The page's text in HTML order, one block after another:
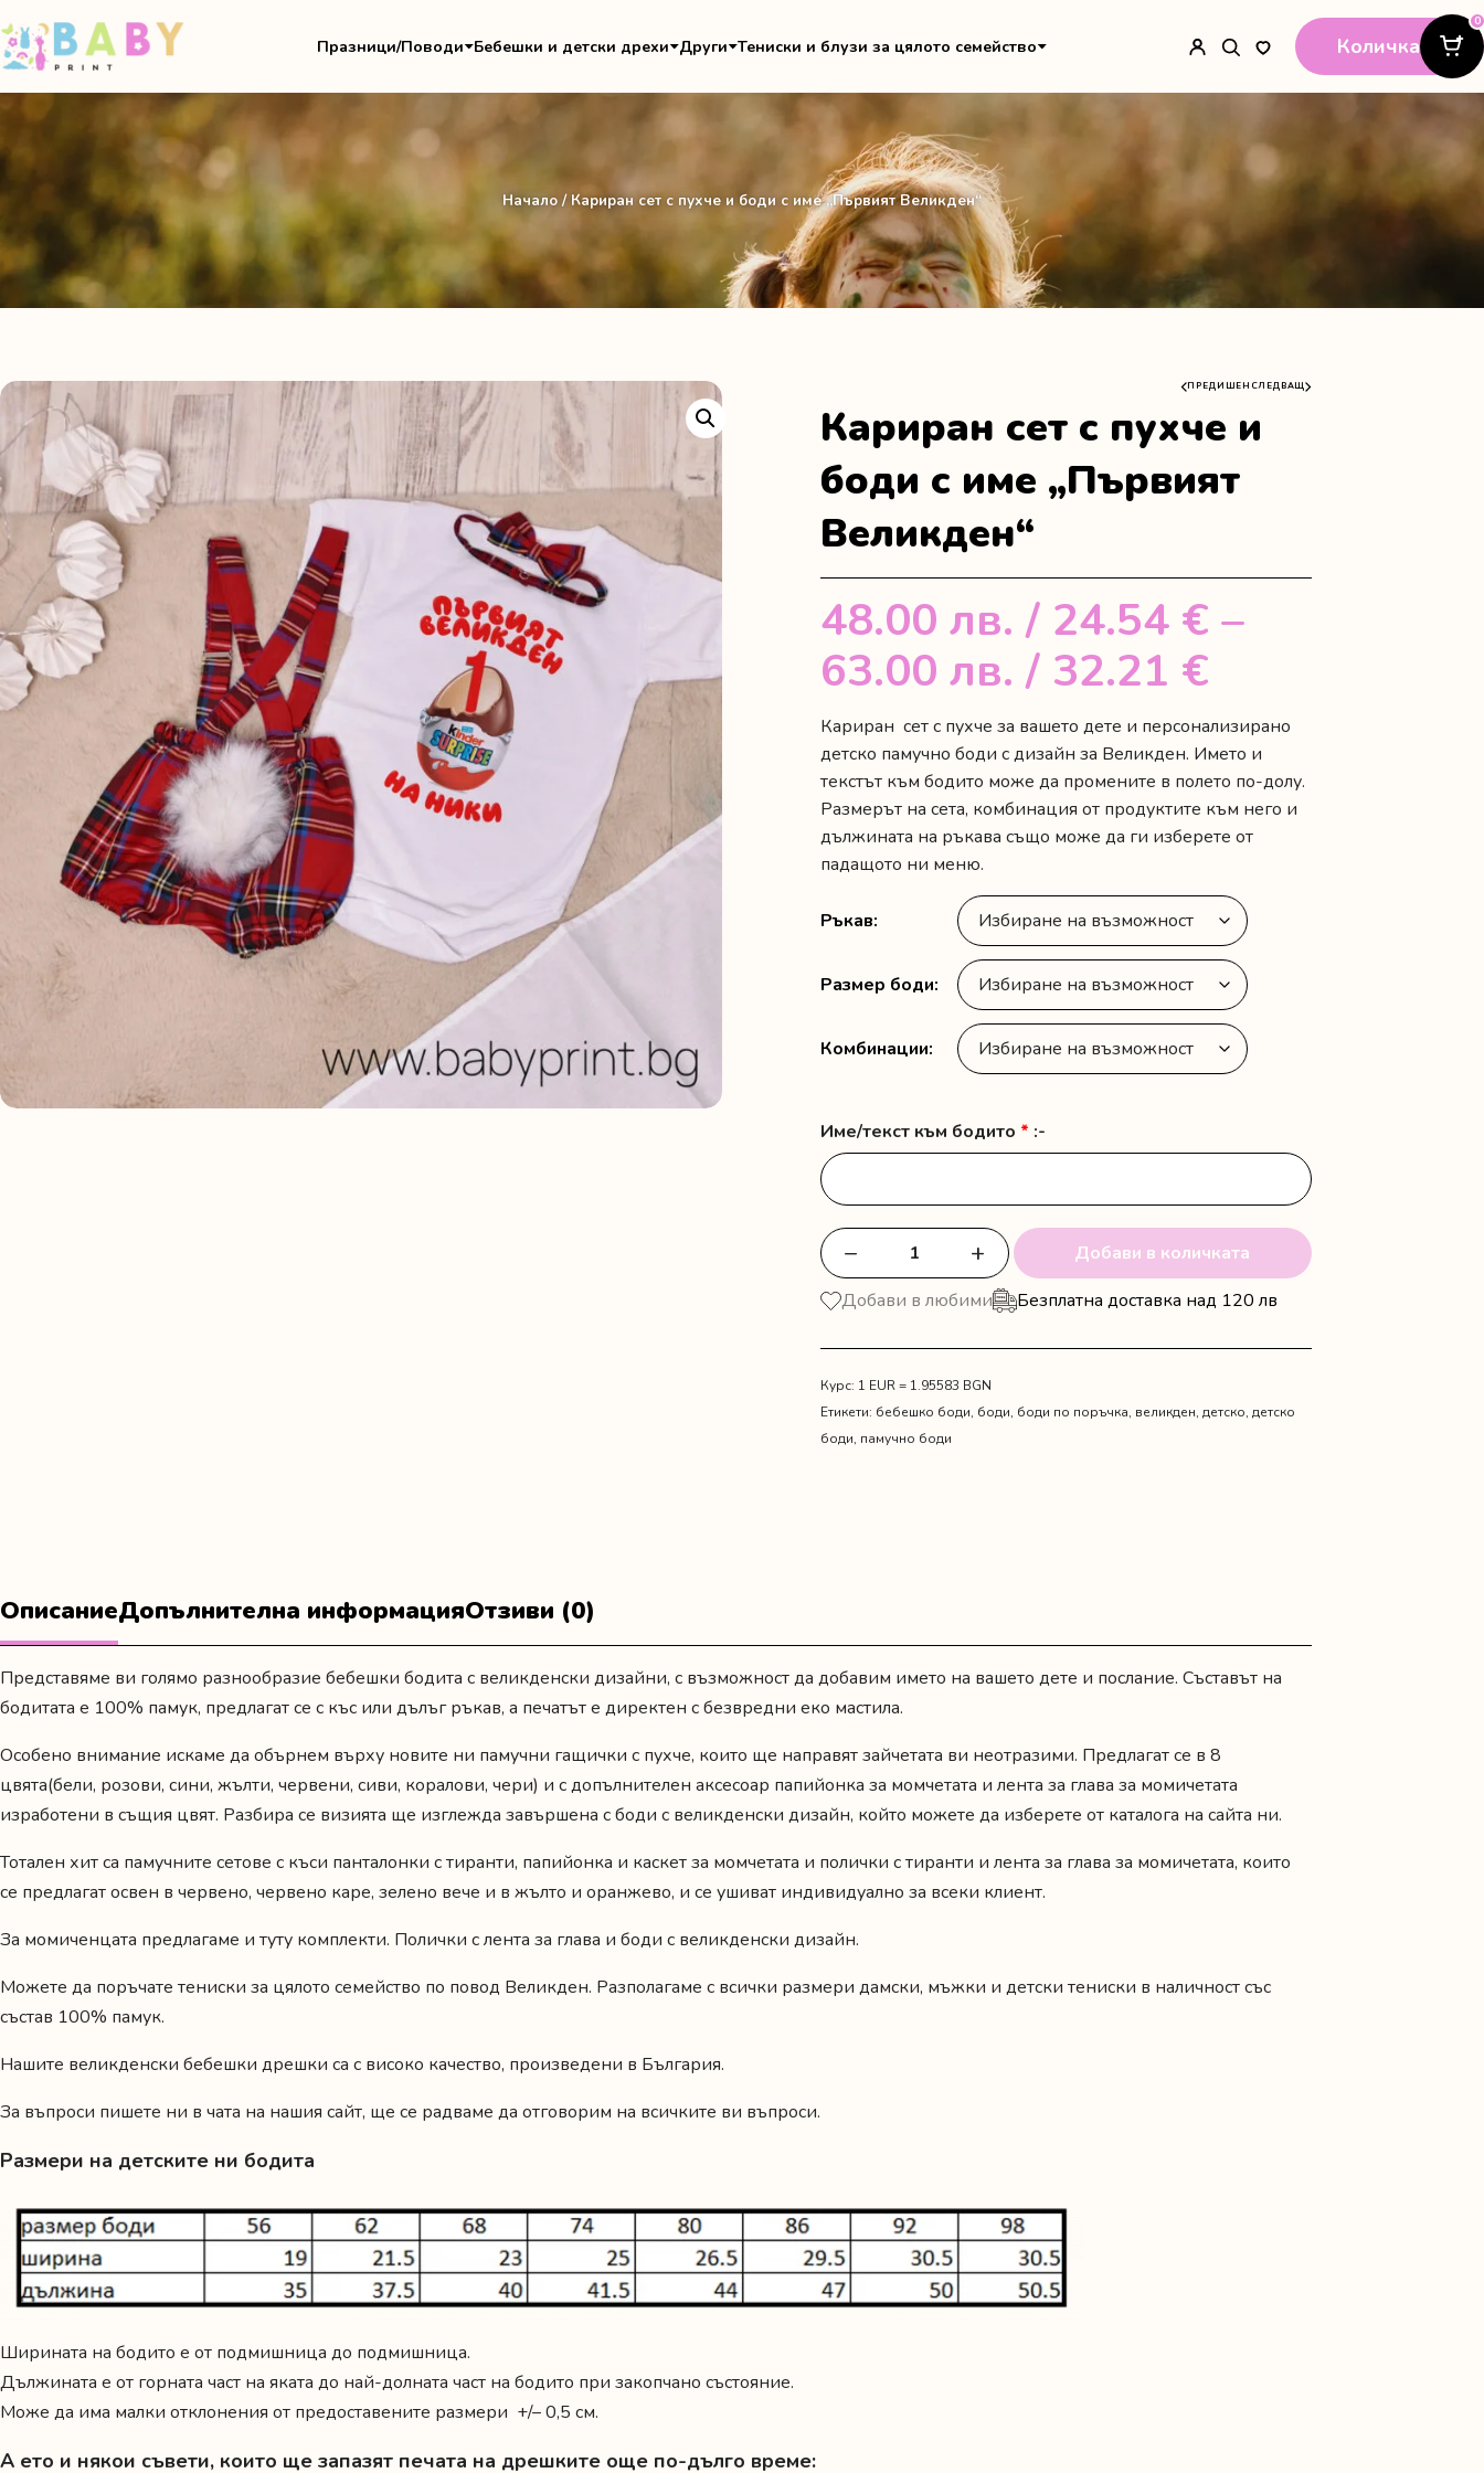
Празници/Поводи Бебешки и детски дрехи Други Тениски и блузи за цялото семейство Количка
0
Начало / Кариран сет с пухче и боди с име „Първият Великден“
ПРЕДИШЕН СЛЕДВАЩ
Кариран сет с пухче и
боди с име „Първият
Великден“
48.00 лв. / 24.54 € –
63.00 лв. / 32.21 €Price
range:
48.00 лв.
/
through
63.00 лв.
/
32.21 €
Кариран сет с пухче за вашето дете и персонализирано
детско памучно боди с дизайн за Великден. Името и
текстът към бодито може да промените в полето по-долу.
Размерът на сета, комбинация от продуктите към него и
дължината на ръкава също може да ги изберете от
падащото ни меню.
Ръкав
Размер боди
Комбинации
Име/текст към бодито * :-
количество
за
Кариран
с
пухче
боди
с
− +
Добави в количката
Добави в любими
Безплатна доставка над 120 лв
Курс: 1 EUR = 1.95583 BGN
Етикети: бебешко боди, боди, боди по поръчка, великден, детско, детско
боди, памучно боди
ОписаниеДопълнителна информацияОтзиви (0)
Представяме ви голямо разнообразие бебешки бодита с великденски дизайни, с възможност да добавим името на вашето дете и послание. Съставът на
бодитата е 100% памук, предлагат се с къс или дълъг ръкав, а печатът е директен с безвредни еко мастила.
Особено внимание искаме да обърнем върху новите ни памучни гащички с пухче, които ще направят зайчетата ви неотразими. Предлагат се в 8
цвята(бели, розови, сини, жълти, червени, сиви, коралови, чери) и с допълнителен аксесоар папийонка за момчетата и лента за глава за момичетата
изработени в същия цвят. Разбира се визията ще изглежда завършена с боди с великденски дизайн, който можете да изберете от каталога на сайта ни.
Тотален хит са памучните сетове с къси панталонки с тиранти, папийонка и каскет за момчетата и полички с тиранти и лента за глава за момичетата, които
се предлагат освен в червено, червено каре, зелено вече и в жълто и оранжево, и се ушиват индивидуално за всеки клиент.
За момиченцата предлагаме и туту комплекти. Полички с лента за глава и боди с великденски дизайн.
Можете да поръчате тениски за цялото семейство по повод Великден. Разполагаме с всички размери дамски, мъжки и детски тениски в наличност със
състав 100% памук.
Нашите великденски бебешки дрешки са с високо качество, произведени в България.
За въпроси пишете ни в чата на нашия сайт, ще се радваме да отговорим на всичките ви въпроси.
Размери на детските ни бодита
Ширината на бодито е от подмишница до подмишница.
Дължината е от горната част на яката до най-долната част на бодито при закопчано състояние.
Може да има малки отклонения от предоставените размери +/– 0,5 см.
А ето и някои съвети, които ще запазят печата на дрешките още по-дълго време: